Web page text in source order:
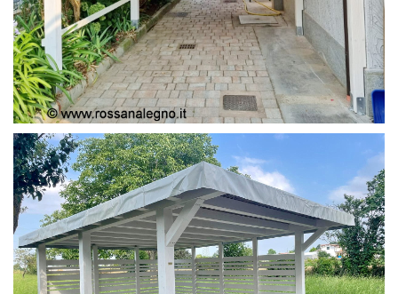
PERGOLA COPERTURA MOBILE